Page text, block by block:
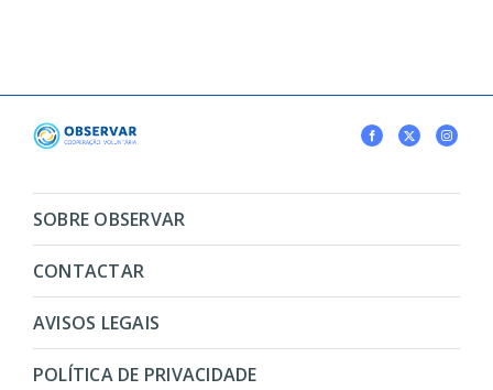
SOBRE OBSERVAR
CONTACTAR
AVISOS LEGAIS
POLÍTICA DE PRIVACIDADE